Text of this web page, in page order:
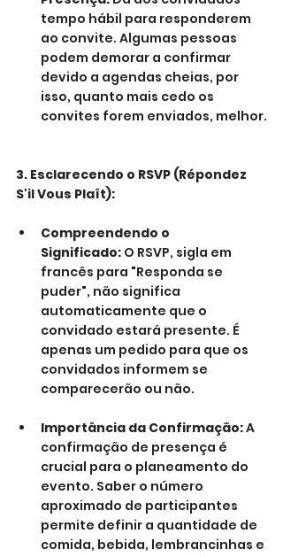
tempo hábil para responderem
ao convite. Algumas pessoas
podem demorar a confirmar
devido a agendas cheias, por
isso, quanto mais cedo os
convites forem enviados, melhor.
3. Esclarecendo o RSVP (Répondez
S'il Vous Plaît):
Compreendendo o
Significado: O RSVP, sigla em
francês para "Responda se
puder", não significa
automaticamente que o
convidado estará presente. É
apenas um pedido para que os
convidados informem se
comparecerão ou não.
Importância da Confirmação: A
confirmação de presença é
crucial para o planeamento do
evento. Saber o número
aproximado de participantes
permite definir a quantidade de
comida, bebida, lembrancinhas e